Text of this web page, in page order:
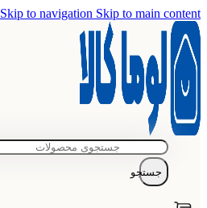
Skip to navigation Skip to main content
جستجو